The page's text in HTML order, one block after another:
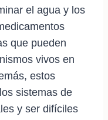
el agua y los
que pueden
vivos en
estos
sistemas de
y ser difíciles